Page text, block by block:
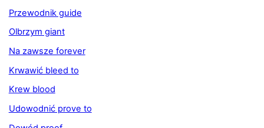
Przewodnik guide
Olbrzym giant
Na zawsze forever
Krwawić bleed to
Krew blood
Udowodnić prove to